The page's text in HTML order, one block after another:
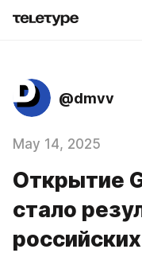
@dmvv
May 14, 2025
Открытие
стало